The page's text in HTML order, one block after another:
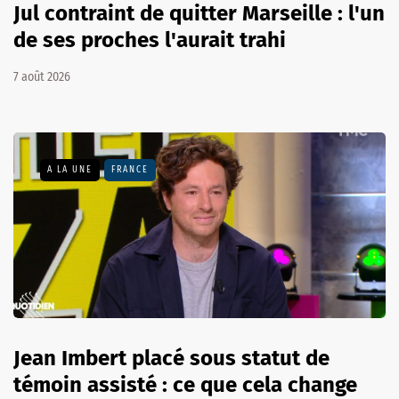
Jul contraint de quitter Marseille : l'un
de ses proches l'aurait trahi
7 août 2026
A LA UNE FRANCE
Jean Imbert placé sous statut de
témoin assisté : ce que cela change